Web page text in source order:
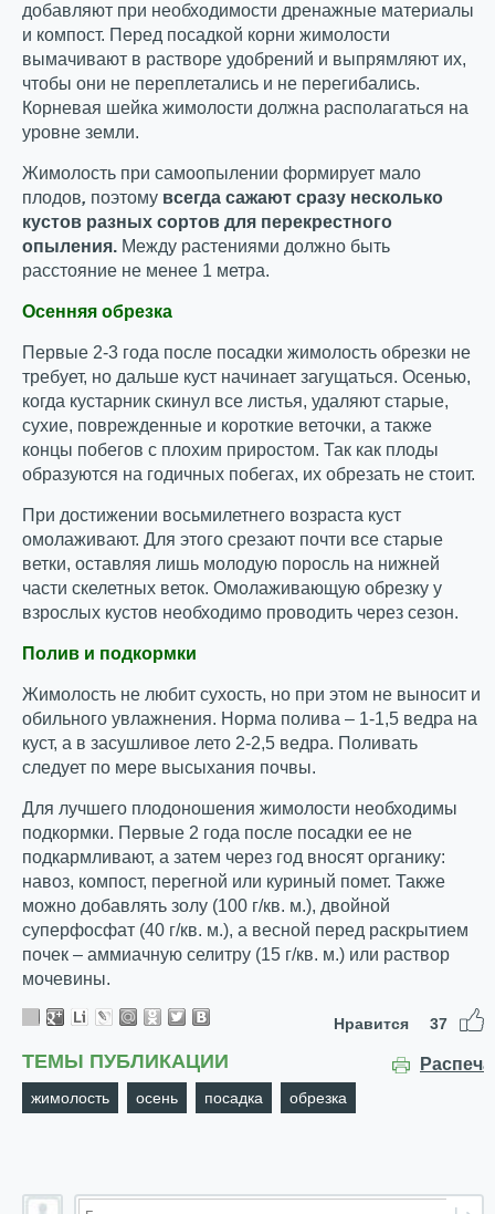
добавляют при необходимости дренажные материалы
и компост. Перед посадкой корни жимолости
вымачивают в растворе удобрений и выпрямляют их,
чтобы они не переплетались и не перегибались.
Корневая шейка жимолости должна располагаться на
уровне земли.
Жимолость при самоопылении формирует мало
плодов, поэтому всегда сажают сразу несколько
кустов разных сортов для перекрестного
опыления. Между растениями должно быть
расстояние не менее 1 метра.
Осенняя обрезка
Первые 2-3 года после посадки жимолость обрезки не
требует, но дальше куст начинает загущаться. Осенью,
когда кустарник скинул все листья, удаляют старые,
сухие, поврежденные и короткие веточки, а также
концы побегов с плохим приростом. Так как плоды
образуются на годичных побегах, их обрезать не стоит.
При достижении восьмилетнего возраста куст
омолаживают. Для этого срезают почти все старые
ветки, оставляя лишь молодую поросль на нижней
части скелетных веток. Омолаживающую обрезку у
взрослых кустов необходимо проводить через сезон.
Полив и подкормки
Жимолость не любит сухость, но при этом не выносит и
обильного увлажнения. Норма полива – 1-1,5 ведра на
куст, а в засушливое лето 2-2,5 ведра. Поливать
следует по мере высыхания почвы.
Для лучшего плодоношения жимолости необходимы
подкормки. Первые 2 года после посадки ее не
подкармливают, а затем через год вносят органику:
навоз, компост, перегной или куриный помет. Также
можно добавлять золу (100 г/кв. м.), двойной
суперфосфат (40 г/кв. м.), а весной перед раскрытием
почек – аммиачную селитру (15 г/кв. м.) или раствор
мочевины.
Нравится 37
ТЕМЫ ПУБЛИКАЦИИ
жимолость осень посадка обрезка